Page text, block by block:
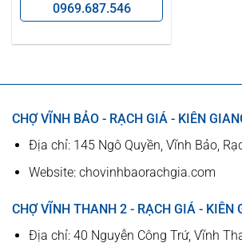
0969.687.546
CHỢ VĨNH BẢO - RẠCH GIÁ - KIÊN
Địa chỉ: 145 Ngô Quyền, Vĩnh Bảo,
Website: chovinhbaorachgia.com
CHỢ VĨNH THANH 2 - RẠCH GIÁ - KIÊN
Địa chỉ: 40 Nguyễn Công Trứ, Vĩnh